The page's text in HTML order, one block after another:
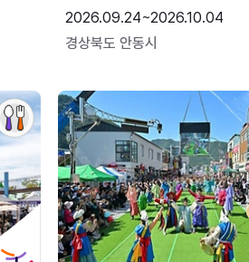
2026.09.24~2026.10.04
경상북도 안동시